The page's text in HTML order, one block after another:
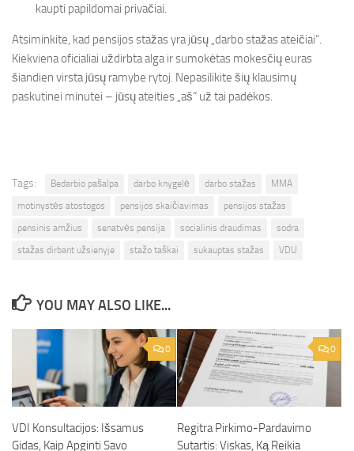
kaupti papildomai privačiai.
Atsiminkite, kad pensijos stažas yra jūsų „darbo stažas ateičiai“.
Kiekviena oficialiai uždirbta alga ir sumokėtas mokesčių euras
šiandien virsta jūsų ramybe rytoj. Nepasilikite šių klausimų
paskutinei minutei – jūsų ateities „aš“ už tai padėkos.
Tags: Bedarbio pašalpa darbo knygelė darbo stažas
MMA
motinystės atostogos
pensijos skaičiavimas
pensijos stažas
pensinis amžius
senatvės pensija socialinis draudimas
sodra
stažas dirbant užsienyje
stažo taškai sukauptas stažas VDU
YOU MAY ALSO LIKE...
0
VDI Konsultacijos: Išsamus
Gidas, Kaip Apginti Savo
0
Regitra Pirkimo-Pardavimo
Sutartis: Viskas, Ką Reikia